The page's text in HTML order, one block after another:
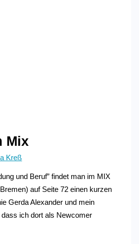
Mix
Kreß
und Beruf” findet man im MIX
auf Seite 72 einen kurzen
Gerda Alexander und mein
ich dort als Newcomer